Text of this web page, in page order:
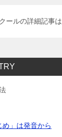
ールの詳細記事は
」は発音から